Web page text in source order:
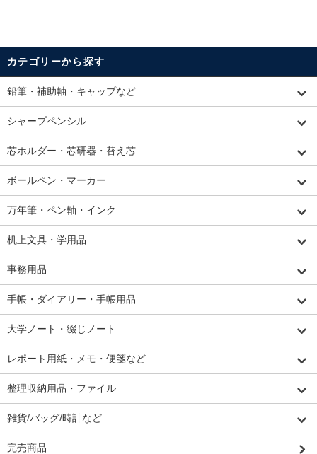
カテゴリーから探す
鉛筆・補助軸・キャップなど
シャープペンシル
芯ホルダー・芯研器・替え芯
ボールペン・マーカー
万年筆・ペン軸・インク
机上文具・学用品
事務用品
手帳・ダイアリー・手帳用品
大学ノート・綴じノート
レポート用紙・メモ・便箋など
整理収納用品・ファイル
雑貨/バッグ/時計など
完売商品